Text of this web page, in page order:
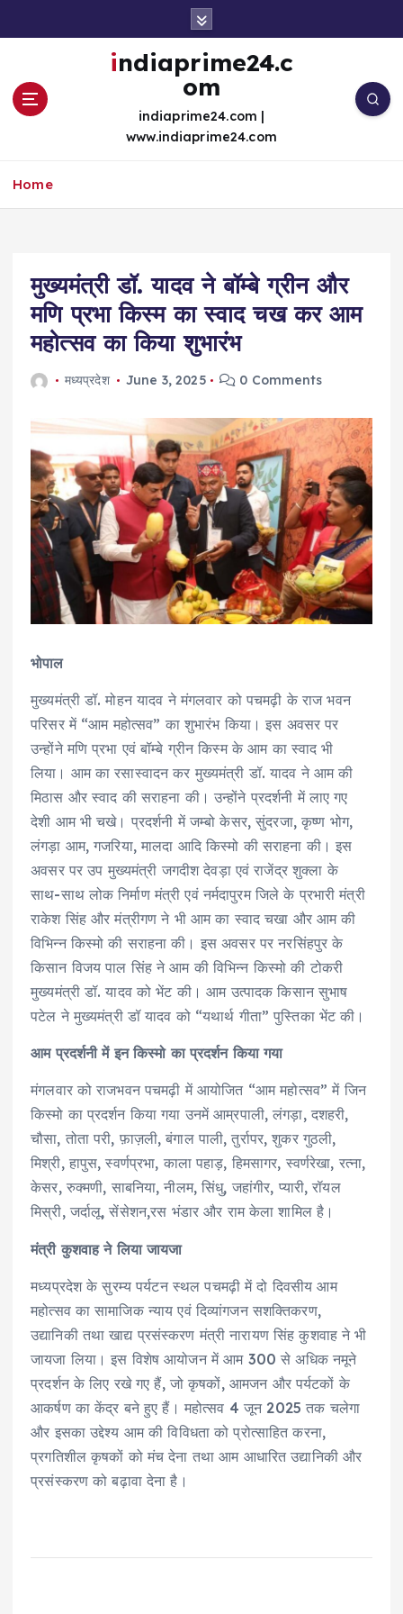
indiaprime24.c
om
indiaprime24.com |
www.indiaprime24.com
Home
मुख्यमंत्री डॉ. यादव ने बॉम्बे ग्रीन और
मणि प्रभा किस्म का स्वाद चख कर आम
महोत्सव का किया शुभारंभ
मध्यप्रदेश June 3, 2025 0 Comments
भोपाल
मुख्यमंत्री डॉ. मोहन यादव ने मंगलवार को पचमढ़ी के राज भवन
परिसर में “आम महोत्सव” का शुभारंभ किया। इस अवसर पर
उन्होंने मणि प्रभा एवं बॉम्बे ग्रीन किस्म के आम का स्वाद भी
लिया। आम का रसास्वादन कर मुख्यमंत्री डॉ. यादव ने आम की
मिठास और स्वाद की सराहना की। उन्होंने प्रदर्शनी में लाए गए
देशी आम भी चखे। प्रदर्शनी में जम्बो केसर, सुंदरजा, कृष्ण भोग,
लंगड़ा आम, गजरिया, मालदा आदि किस्मो की सराहना की। इस
अवसर पर उप मुख्यमंत्री जगदीश देवड़ा एवं राजेंद्र शुक्ला के
साथ-साथ लोक निर्माण मंत्री एवं नर्मदापुरम जिले के प्रभारी मंत्री
राकेश सिंह और मंत्रीगण ने भी आम का स्वाद चखा और आम की
विभिन्न किस्मो की सराहना की। इस अवसर पर नरसिंहपुर के
किसान विजय पाल सिंह ने आम की विभिन्न किस्मो की टोकरी
मुख्यमंत्री डॉ. यादव को भेंट की। आम उत्पादक किसान सुभाष
पटेल ने मुख्यमंत्री डॉ यादव को “यथार्थ गीता” पुस्तिका भेंट की।
आम प्रदर्शनी में इन किस्मो का प्रदर्शन किया गया
मंगलवार को राजभवन पचमढ़ी में आयोजित “आम महोत्सव” में जिन
किस्मो का प्रदर्शन किया गया उनमें आम्रपाली, लंगड़ा, दशहरी,
चौसा, तोता परी, फ़ाज़ली, बंगाल पाली, तुर्रापर, शुकर गुठली,
मिश्री, हापुस, स्वर्णप्रभा, काला पहाड़, हिमसागर, स्वर्णरेखा, रत्ना,
केसर, रुक्मणी, साबनिया, नीलम, सिंधु, जहांगीर, प्यारी, रॉयल
मिस्री, जर्दालू, सेंसेशन,रस भंडार और राम केला शामिल है।
मंत्री कुशवाह ने लिया जायजा
मध्यप्रदेश के सुरम्य पर्यटन स्थल पचमढ़ी में दो दिवसीय आम
महोत्सव का सामाजिक न्याय एवं दिव्यांगजन सशक्तिकरण,
उद्यानिकी तथा खाद्य प्रसंस्करण मंत्री नारायण सिंह कुशवाह ने भी
जायजा लिया। इस विशेष आयोजन में आम 300 से अधिक नमूने
प्रदर्शन के लिए रखे गए हैं, जो कृषकों, आमजन और पर्यटकों के
आकर्षण का केंद्र बने हुए हैं। महोत्सव 4 जून 2025 तक चलेगा
और इसका उद्देश्य आम की विविधता को प्रोत्साहित करना,
प्रगतिशील कृषकों को मंच देना तथा आम आधारित उद्यानिकी और
प्रसंस्करण को बढ़ावा देना है।